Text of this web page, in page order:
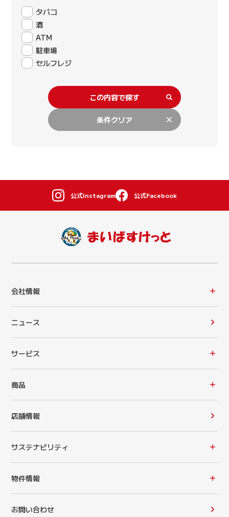
タバコ
酒
ATM
駐車場
セルフレジ
この内容で探す
条件クリア
公式Instagram 公式Facebook
会社情報
ニュース
サービス
商品
店舗情報
サステナビリティ
物件情報
お問い合わせ